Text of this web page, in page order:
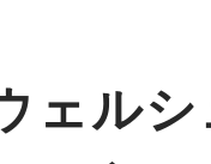
ェル